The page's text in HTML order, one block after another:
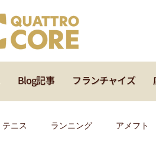
Blog記事 フランチャイズ
テニス ランニング アメフト